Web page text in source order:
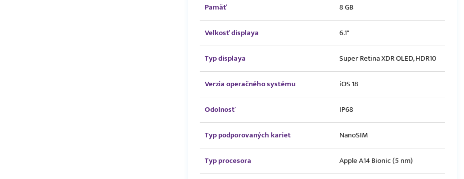
Pamäť 8 GB
Veľkosť displaya 6.1"
Typ displaya Super Retina XDR OLED, HDR10
Verzia operačného systému iOS 18
Odolnosť IP68
Typ podporovaných kariet NanoSIM
Typ procesora Apple A14 Bionic (5 nm)